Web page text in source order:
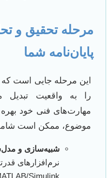
مرحله تحقیق و
پایان‌نامه شما
این مرحله جایی است که
را به واقعیت
مهارت‌های فنی خود
موضوع، ممکن است
شبیه‌سازی و
نرم‌افزارهای